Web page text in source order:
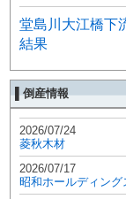
堂島川大江橋下
結果
▌倒産情報
2026/07/24
菱秋木材
2026/07/17
昭和ホールディング